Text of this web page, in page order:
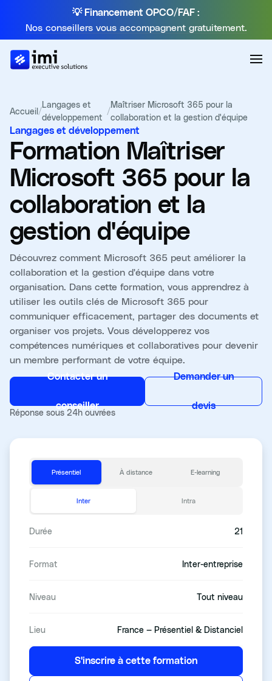
💡 Financement OPCO/FAF :
Nos conseillers vous accompagnent gratuitement.
Accueil/
Langages et
développement
/
Maîtriser Microsoft 365 pour la
collaboration et la gestion d'équipe
Langages et développement
Formation Maîtriser
Microsoft 365 pour la
collaboration et la
gestion d'équipe
Découvrez comment Microsoft 365 peut améliorer la
collaboration et la gestion d'équipe dans votre
organisation. Dans cette formation, vous apprendrez à
utiliser les outils clés de Microsoft 365 pour
communiquer efficacement, partager des documents et
organiser vos projets. Vous développerez vos
compétences numériques et collaboratives pour devenir
un membre performant de votre équipe.
Contacter un
conseiller
Demander un
devis
Réponse sous 24h ouvrées
Présentiel À distance E-learning
Inter Intra
Durée 21
Format Inter-entreprise
Niveau Tout niveau
Lieu France — Présentiel & Distanciel
S'inscrire à cette formation